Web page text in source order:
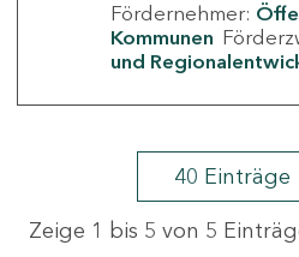
Fördernehmer:
Kommunen
und
40 Einträge
Zeige 1 bis 5 von 5